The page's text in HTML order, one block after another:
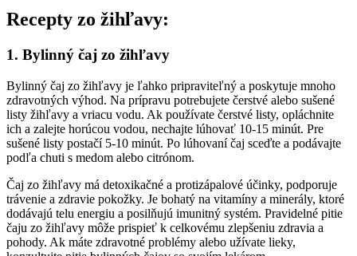
Recepty zo žihľavy:
1. Bylinný čaj zo žihľavy
Bylinný čaj zo žihľavy je ľahko pripraviteľný a poskytuje mnoho
zdravotných výhod. Na prípravu potrebujete čerstvé alebo sušené
listy žihľavy a vriacu vodu. Ak používate čerstvé listy, opláchnite
ich a zalejte horúcou vodou, nechajte lúhovať 10-15 minút. Pre
sušené listy postačí 5-10 minút. Po lúhovaní čaj sceďte a podávajte
podľa chuti s medom alebo citrónom.
Čaj zo žihľavy má detoxikačné a protizápalové účinky, podporuje
trávenie a zdravie pokožky. Je bohatý na vitamíny a minerály, ktoré
dodávajú telu energiu a posilňujú imunitný systém. Pravidelné pitie
čaju zo žihľavy môže prispieť k celkovému zlepšeniu zdravia a
pohody. Ak máte zdravotné problémy alebo užívate lieky,